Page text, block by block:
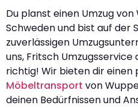
Du planst einen Umzug
Schweden und bist auf der
zuverlässigen
uns, Fritsch
richtig! Wir bieten dir einen
Möbeltransport von
deinen Bedürfnissen und